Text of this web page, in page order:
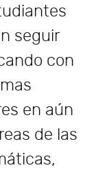
seguir
con
en aún
de las